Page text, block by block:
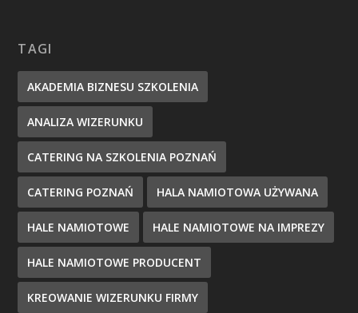
TAGI
AKADEMIA BIZNESU SZKOLENIA
ANALIZA WIZERUNKU
CATERING NA SZKOLENIA POZNAŃ
CATERING POZNAŃ HALA NAMIOTOWA UŻYWANA
HALE NAMIOTOWE HALE NAMIOTOWE NA IMPREZY
HALE NAMIOTOWE PRODUCENT
KREOWANIE WIZERUNKU FIRMY